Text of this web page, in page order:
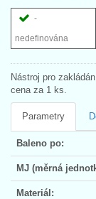
-
nedefinována
Nástroj pro
cena za 1 ks.
Parametry
Baleno po:
MJ (měrná
Materiál: